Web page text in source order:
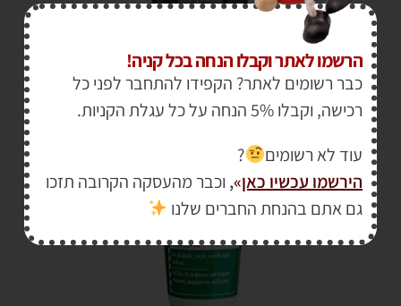
מסיר שריטות ייעודי לפלסטיק רכב SONAX
הרשמו לאתר וקבלו הנחה בכל קניה!
כבר רשומים לאתר? הקפידו להתחבר לפני כל
רכישה, וקבלו 5% הנחה על כל עגלת הקניות.
עוד לא רשומים
?
הירשמו עכשיו כאן»
, וכבר מהעסקה הקרובה תזכו
גם אתם בהנחת החברים שלנו